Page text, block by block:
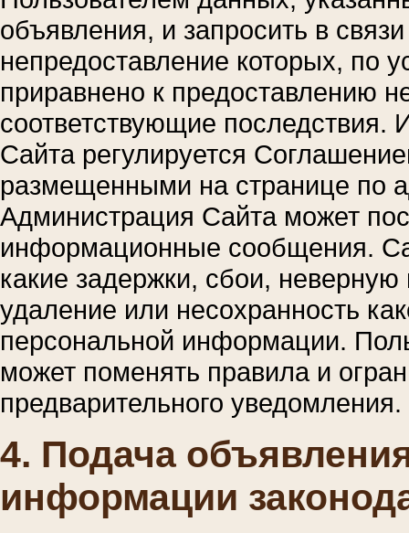
объявления, и запросить в
непредоставление которых, по
приравнено к предоставлению
соответствующие последствия.
Сайта регулируется
размещенными на странице по
Администрация Сайта может
информационные сообщения.
какие задержки, сбои,
удаление или несохранность
персональной информации.
может поменять правила и
предварительного уведомления.
4. Подача
информации